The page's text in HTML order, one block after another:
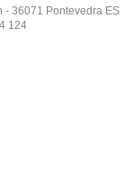
- 36071 Pontevedra ES
124